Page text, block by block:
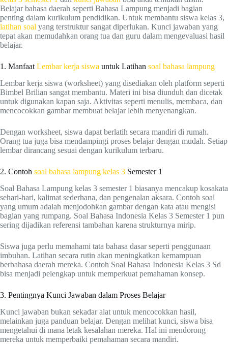
Belajar bahasa daerah seperti Bahasa Lampung menjadi bagian
penting dalam kurikulum pendidikan. Untuk membantu siswa kelas 3,
latihan soal yang terstruktur sangat diperlukan. Kunci jawaban yang
tepat akan memudahkan orang tua dan guru dalam mengevaluasi hasil
belajar.
1. Manfaat Lembar kerja siswa untuk Latihan soal bahasa lampung
Lembar kerja siswa (worksheet) yang disediakan oleh platform seperti
Bimbel Brilian sangat membantu. Materi ini bisa diunduh dan dicetak
untuk digunakan kapan saja. Aktivitas seperti menulis, membaca, dan
mencocokkan gambar membuat belajar lebih menyenangkan.
Dengan worksheet, siswa dapat berlatih secara mandiri di rumah.
Orang tua juga bisa mendampingi proses belajar dengan mudah. Setiap
lembar dirancang sesuai dengan kurikulum terbaru.
2. Contoh soal bahasa lampung kelas 3 Semester 1
Soal Bahasa Lampung kelas 3 semester 1 biasanya mencakup kosakata
sehari-hari, kalimat sederhana, dan pengenalan aksara. Contoh soal
yang umum adalah menjodohkan gambar dengan kata atau mengisi
bagian yang rumpang. Soal Bahasa Indonesia Kelas 3 Semester 1 pun
sering dijadikan referensi tambahan karena strukturnya mirip.
Siswa juga perlu memahami tata bahasa dasar seperti penggunaan
imbuhan. Latihan secara rutin akan meningkatkan kemampuan
berbahasa daerah mereka. Contoh Soal Bahasa Indonesia Kelas 3 Sd
bisa menjadi pelengkap untuk memperkuat pemahaman konsep.
3. Pentingnya Kunci Jawaban dalam Proses Belajar
Kunci jawaban bukan sekadar alat untuk mencocokkan hasil,
melainkan juga panduan belajar. Dengan melihat kunci, siswa bisa
mengetahui di mana letak kesalahan mereka. Hal ini mendorong
mereka untuk memperbaiki pemahaman secara mandiri.